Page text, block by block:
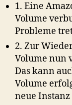
1. Eine
Volume
Probleme
2. Zur
Volume nun
Das kann
Volume
neue Instanz